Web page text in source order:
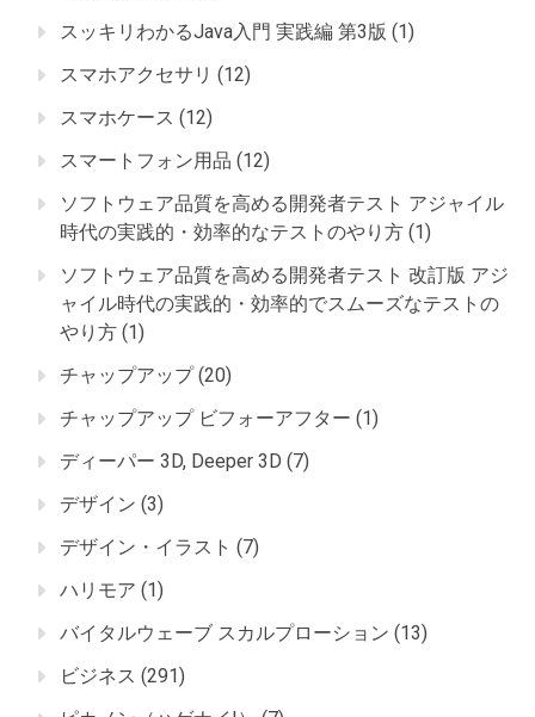
スッキリわかるJava入門 実践編 第3版 (1)
スマホアクセサリ (12)
スマホケース (12)
スマートフォン用品 (12)
ソフトウェア品質を高める開発者テスト アジャイル
時代の実践的・効率的なテストのやり方 (1)
ソフトウェア品質を高める開発者テスト 改訂版 アジ
ャイル時代の実践的・効率的でスムーズなテストの
やり方 (1)
チャップアップ(20)
チャップアップ ビフォーアフター (1)
ディーパー 3D, Deeper 3D (7)
デザイン (3)
デザイン・イラスト (7)
ハリモア (1)
バイタルウェーブ スカルプローション (13)
ビジネス (291)